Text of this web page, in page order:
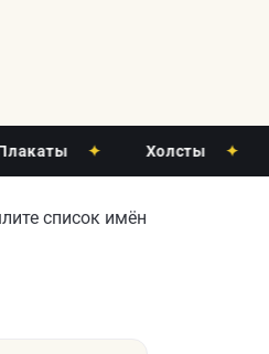
✦ Холсты ✦
список имён